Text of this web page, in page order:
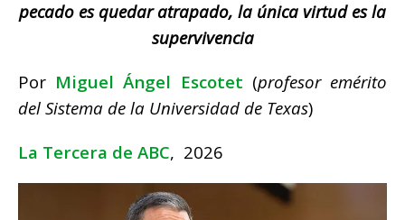
pecado es quedar atrapado, la única virtud es la
supervivencia
Por Miguel Ángel Escotet (profesor emérito
del Sistema de la Universidad de Texas)
La Tercera de ABC, 2026